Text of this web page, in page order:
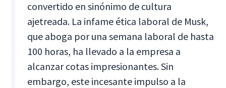
convertido en sinónimo de cultura
ajetreada. La infame ética laboral de Musk,
que aboga por una semana laboral de hasta
100 horas, ha llevado a la empresa a
alcanzar cotas impresionantes. Sin
embargo, este incesante impulso a la